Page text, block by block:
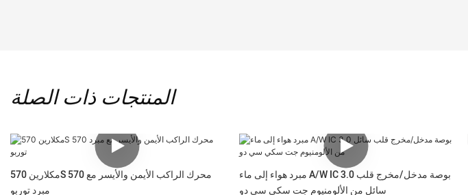
المنتجات ذات الصلة
مكلارين 570S 570 محرك الراكب الأيمن والأيسر مع
مبرد توربو
مبرد هواء إلى ماء A/W IC 3.0 بوصة مدخل/مخرج قلب
سائل من الألومنيوم جت سكي سي دو